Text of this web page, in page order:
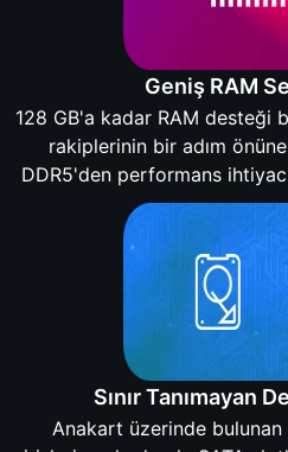
Geniş RAM
128 GB'a kadar RAM desteği
rakiplerinin bir adım
DDR5'den performans
Sınır Tanımayan
Anakart üzerinde bulunan